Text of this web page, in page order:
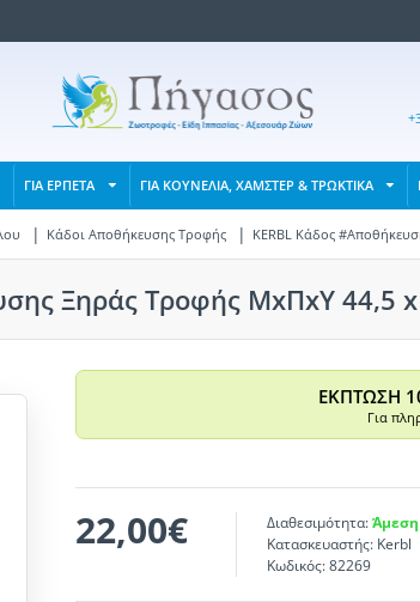
ΓΙΑ ΕΡΠΕΤΑ ΓΙΑ ΚΟΥΝΕΛΙΑ, ΧΑΜΣΤΕΡ & ΤΡΩΚΤΙΚΑ
Κάδοι Αποθήκευσης Τροφής KERBL Κάδος
Ξηράς Τροφής ΜxΠxΥ 44,5
ΕΚΠΤΩΣΗ
Για
22,00€ Διαθεσιμότητα:
Κατασκευαστής: Kerbl
Κωδικός: 82269